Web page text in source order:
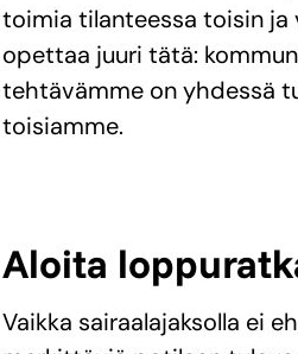
toimia tilanteessa toisin
opettaa juuri tätä:
tehtävämme on yhdessä
toisiamme.
Aloita
Vaikka sairaalajaksolla ei